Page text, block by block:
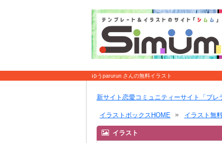
ゆうparurun さんの無料イラスト
新サイト恋愛コミュニティーサイト「ブレ
イラストボックスHOME イラスト無
イラスト